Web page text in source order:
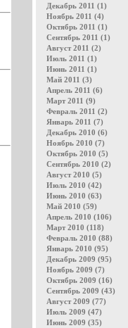
Декабрь 2011 (1)
Ноябрь 2011 (4)
Октябрь 2011 (1)
Сентябрь 2011 (1)
Август 2011 (2)
Июль 2011 (1)
Июнь 2011 (1)
Май 2011 (3)
Апрель 2011 (6)
Март 2011 (9)
Февраль 2011 (2)
Январь 2011 (7)
Декабрь 2010 (6)
Ноябрь 2010 (7)
Октябрь 2010 (5)
Сентябрь 2010 (2)
Август 2010 (5)
Июль 2010 (42)
Июнь 2010 (63)
Май 2010 (59)
Апрель 2010 (106)
Март 2010 (118)
Февраль 2010 (88)
Январь 2010 (95)
Декабрь 2009 (95)
Ноябрь 2009 (7)
Октябрь 2009 (16)
Сентябрь 2009 (43)
Август 2009 (77)
Июль 2009 (47)
Июнь 2009 (35)